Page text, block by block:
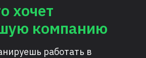
хочет
компанию
работать в